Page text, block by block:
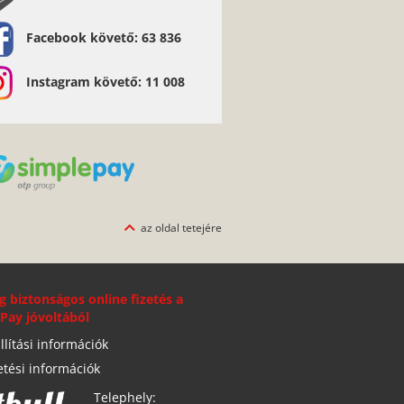
Facebook követő: 63 836
Instagram követő: 11 008
az oldal tetejére
biztonságos online fizetés a
jóvoltából
információk
információk
Telephely: